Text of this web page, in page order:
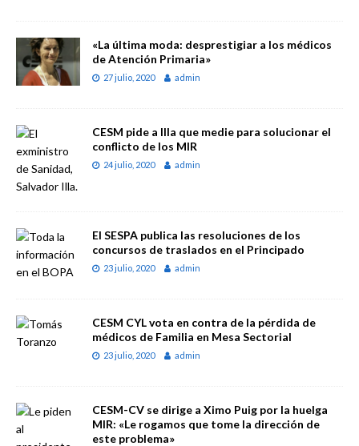
«La última moda: desprestigiar a los médicos
de Atención Primaria»
27 julio, 2020 admin
CESM pide a Illa que medie para solucionar el
conflicto de los MIR
24 julio, 2020 admin
El SESPA publica las resoluciones de los
concursos de traslados en el Principado
23 julio, 2020 admin
CESM CYL vota en contra de la pérdida de
médicos de Familia en Mesa Sectorial
23 julio, 2020 admin
CESM-CV se dirige a Ximo Puig por la huelga
MIR: «Le rogamos que tome la dirección de
este problema»